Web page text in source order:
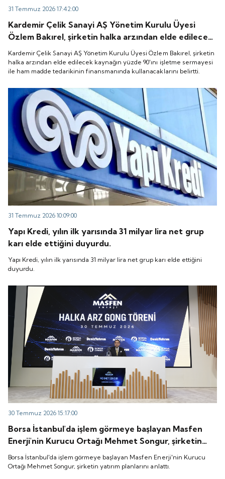
31 Temmuz 2026 17:42:00
Kardemir Çelik Sanayi AŞ Yönetim Kurulu Üyesi
Özlem Bakırel, şirketin halka arzından elde edilecek
kaynağın yüzde 90'ını işletme sermayesi ile ham
madde tedarikinin finansmanında kullanacaklarını
belirtti.
Kardemir Çelik Sanayi AŞ Yönetim Kurulu Üyesi Özlem Bakırel, şirketin
halka arzından elde edilecek kaynağın yüzde 90'ını işletme sermayesi
ile ham madde tedarikinin finansmanında kullanacaklarını belirtti.
31 Temmuz 2026 10:09:00
Yapı Kredi, yılın ilk yarısında 31 milyar lira net grup
karı elde ettiğini duyurdu.
Yapı Kredi, yılın ilk yarısında 31 milyar lira net grup karı elde ettiğini
duyurdu.
30 Temmuz 2026 15:17:00
Borsa İstanbul'da işlem görmeye başlayan Masfen
Enerji'nin Kurucu Ortağı Mehmet Songur, şirketin
yatırım planlarını anlattı.
Borsa İstanbul'da işlem görmeye başlayan Masfen Enerji'nin Kurucu
Ortağı Mehmet Songur, şirketin yatırım planlarını anlattı.